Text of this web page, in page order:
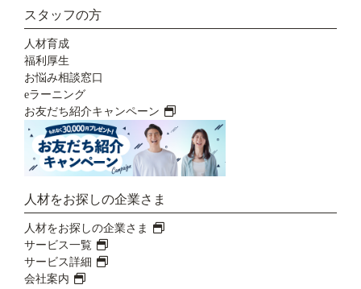
スタッフの方
人材育成
福利厚生
お悩み相談窓口
eラーニング
お友だち紹介キャンペーン
人材をお探しの企業さま
人材をお探しの企業さま
サービス一覧
サービス詳細
会社案内